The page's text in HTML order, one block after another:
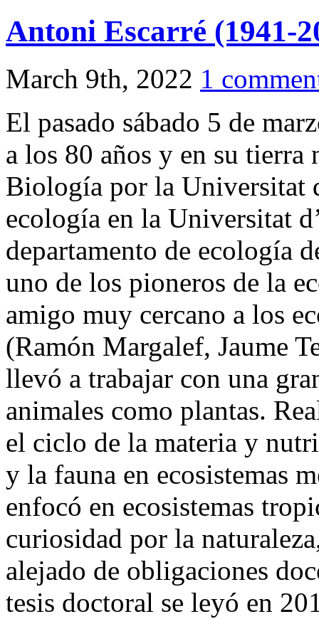
Antoni Escarré (1941-
March 9th, 2022 1
El pasado sábado 5 de
a los 80 años y en su
Biología por la Universitat
ecología en la Universitat
departamento de ecología
uno de los pioneros de la
amigo muy cercano a los
(Ramón Margalef, Jaume
llevó a trabajar con una
animales como plantas.
el ciclo de la materia y
y la fauna en ecosistemas
enfocó en ecosistemas
curiosidad por la
alejado de obligaciones
tesis doctoral se leyó en